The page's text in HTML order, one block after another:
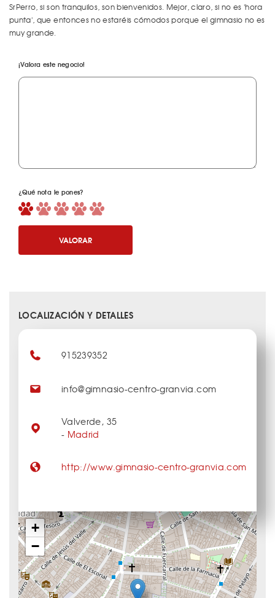
SrPerro, si son tranquilos, son bienvenidos. Mejor, claro, si no es 'hora
punta', que entonces no estaréis cómodos porque el gimnasio no es
muy grande.
¡Valora este negocio!
¿Qué nota le pones?
VALORAR
LOCALIZACIÓN Y DETALLES
+
−
915239352
info@gimnasio-centro-granvia.com
Valverde, 35
- Madrid
http://www.gimnasio-centro-granvia.com